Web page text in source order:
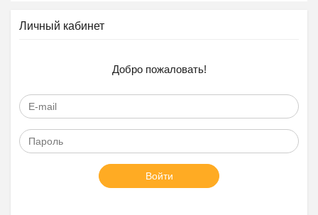
Личный кабинет
Добро пожаловать!
Войти